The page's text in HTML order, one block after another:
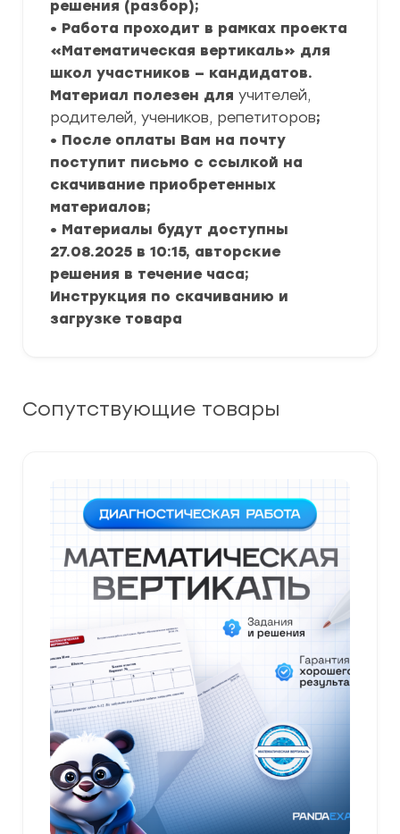
решения (разбор);
• Работа проходит в рамках проекта
«Математическая вертикаль» для
школ участников — кандидатов.
Материал полезен для учителей,
родителей, учеников, репетиторов;
• После оплаты Вам на почту
поступит письмо с ссылкой на
скачивание приобретенных
материалов;
• Материалы будут доступны
27.08.2025 в 10:15, авторские
решения в течение часа;
Инструкция по скачиванию и
загрузке товара
Сопутствующие товары